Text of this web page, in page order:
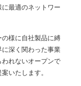
最適のネットワー
様に自社製品に縛
深く関わった事業
れないオープンで
いたします。